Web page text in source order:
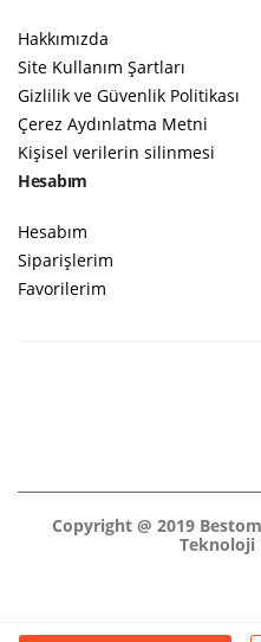
Hakkımızda
Site Kullanım Şartları
Gizlilik ve Güvenlik Politikası
Çerez Aydınlatma Metni
Kişisel verilerin silinmesi
Hesabım
Hesabım
Siparişlerim
Favorilerim
Copyright @ 2019